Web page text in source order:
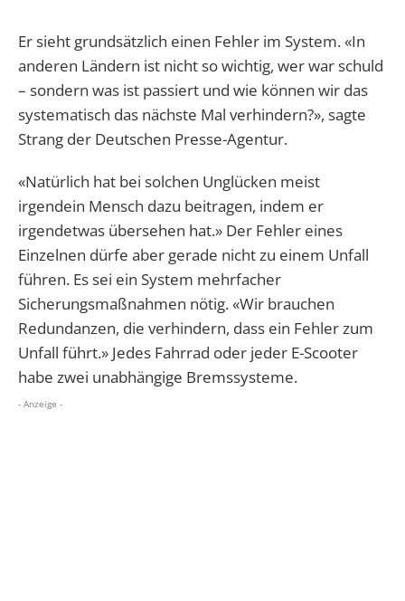
Er sieht grundsätzlich einen Fehler im System. «In
anderen Ländern ist nicht so wichtig, wer war schuld
– sondern was ist passiert und wie können wir das
systematisch das nächste Mal verhindern?», sagte
Strang der Deutschen Presse-Agentur.
«Natürlich hat bei solchen Unglücken meist
irgendein Mensch dazu beitragen, indem er
irgendetwas übersehen hat.» Der Fehler eines
Einzelnen dürfe aber gerade nicht zu einem Unfall
führen. Es sei ein System mehrfacher
Sicherungsmaßnahmen nötig. «Wir brauchen
Redundanzen, die verhindern, dass ein Fehler zum
Unfall führt.» Jedes Fahrrad oder jeder E-Scooter
habe zwei unabhängige Bremssysteme.
- Anzeige -